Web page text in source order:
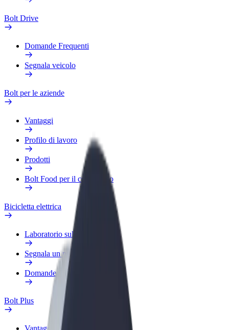
Bolt Drive
Domande Frequenti
Segnala veicolo
Bolt per le aziende
Vantaggi
Profilo di lavoro
Prodotti
Bolt Food per il commercio
Bicicletta elettrica
Laboratorio sulla Sicurezza
Segnala un problema
Domande Frequenti
Bolt Plus
Vantaggi